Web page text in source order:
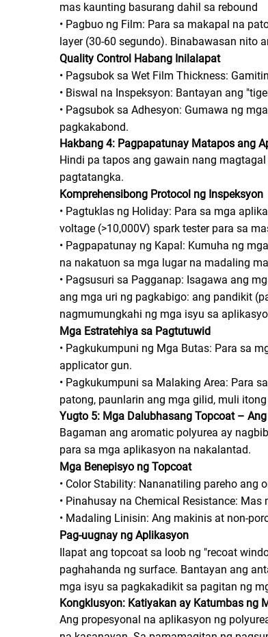
mas kaunting basurang dahil sa rebound
• Pagbuo ng Film: Para sa makapal na
layer (30-60 segundo). Binabawasan nito
Quality Control Habang Inilalapat
• Pagsubok sa Wet Film Thickness:
• Biswal na Inspeksyon: Bantayan ang
• Pagsubok sa Adhesyon: Gumawa ng
pagkakabond.
Hakbang 4: Pagpapatunay Matapos ang
Hindi pa tapos ang gawain nang
pagtatangka.
Komprehensibong Protocol ng Inspeksyon
• Pagtuklas ng Holiday: Para sa mga
voltage (>10,000V) spark tester para sa
• Pagpapatunay ng Kapal: Kumuha ng
na nakatuon sa mga lugar na madaling
• Pagsusuri sa Pagganap: Isagawa ang
ang mga uri ng pagkabigo: ang pandikit
nagmumungkahi ng mga isyu sa
Mga Estratehiya sa Pagtutuwid
• Pagkukumpuni ng Mga Butas: Para sa
applicator gun.
• Pagkukumpuni sa Malaking Area: Para
patong, paunlarin ang mga gilid, muli
Yugto 5: Mga Dalubhasang Topcoat –
Bagaman ang aromatic polyurea ay
para sa mga aplikasyon na nakalantad.
Mga Benepisyo ng Topcoat
• Color Stability: Nananatiling pareho
• Pinahusay na Chemical Resistance:
• Madaling Linisin: Ang makinis at non-
Pag-uugnay ng Aplikasyon
Ilapat ang topcoat sa loob ng "recoat
paghahanda ng surface. Bantayan ang
mga isyu sa pagkakadikit sa pagitan ng
Kongklusyon: Katiyakan ay Katumbas ng
Ang propesyonal na aplikasyon ng